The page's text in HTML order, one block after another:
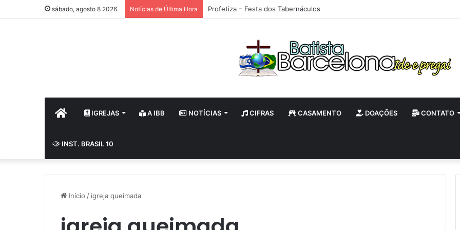
sábado, agosto 8 2026 Notícias de Última Hora Profetiza – Festa dos Tabernáculos
HOME IGREJAS A IBB NOTÍCIAS CIFRAS CASAMENTO DOAÇÕES CONTATO
INST. BRASIL 10
Início / igreja queimada